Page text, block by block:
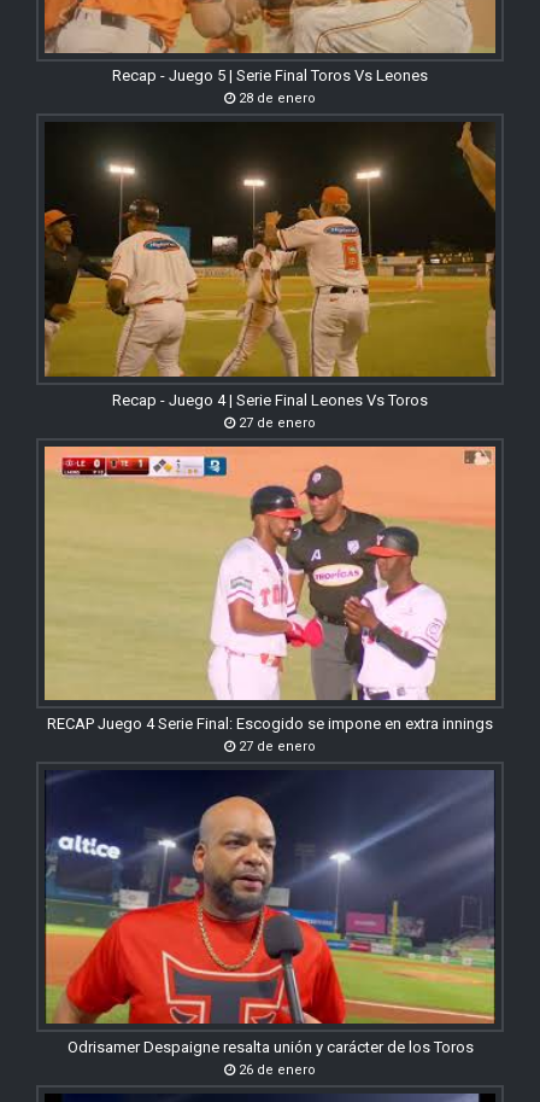
Recap - Juego 5 | Serie Final Toros Vs Leones
28 de enero
Recap - Juego 4 | Serie Final Leones Vs Toros
27 de enero
RECAP Juego 4 Serie Final: Escogido se impone en extra innings
27 de enero
Odrisamer Despaigne resalta unión y carácter de los Toros
26 de enero